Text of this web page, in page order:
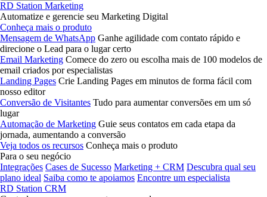
RD Station Marketing
Automatize e gerencie seu Marketing Digital
Conheça mais o produto
Mensagem de WhatsApp Ganhe agilidade com contato rápido e
direcione o Lead para o lugar certo
Email Marketing Comece do zero ou escolha mais de 100 modelos de
email criados por especialistas
Landing Pages Crie Landing Pages em minutos de forma fácil com
nosso editor
Conversão de Visitantes Tudo para aumentar conversões em um só
lugar
Automação de Marketing Guie seus contatos em cada etapa da
jornada, aumentando a conversão
Veja todos os recursos Conheça mais o produto
Para o seu negócio
Integrações Cases de Sucesso Marketing + CRM Descubra qual seu
plano ideal Saiba como te apoiamos Encontre um especialista
RD Station CRM